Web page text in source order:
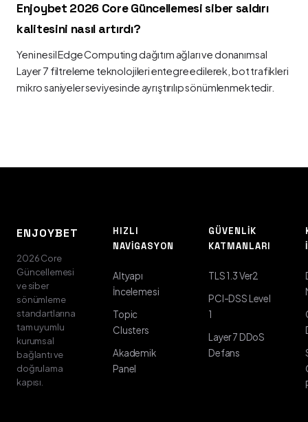
Enjoybet 2026 Core Güncellemesi siber saldırı
kalitesini nasıl artırdı?
Yeni nesil Edge Computing dağıtım ağları ve donanımsal
Layer 7 filtreleme teknolojileri entegre edilerek, bot trafikleri
mikro saniyeler seviyesinde ayrıştırılıp sönümlenmektedir.
ENJOYBET
2026 Core
Güncellemesi
ve siber
sönümleme
standartlarına
tam uyumlu
kurumsal
bağlantı ve
doğrulama
kapısı.
HIZLI
NAVIGASYON
Altyapı
İncelemesi
Topic
Clusters
Akademik
Panel
GÜVENLIK
KATMANLARI
TLS 1.3 Ver2
PCI-DSS Level
1
Layer 7 DDoS
Defans